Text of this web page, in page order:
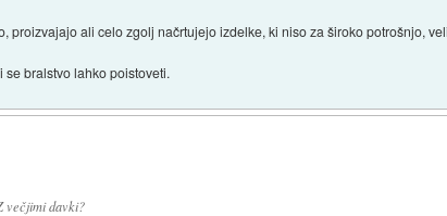
proizvajajo ali celo zgolj načrtujejo izdelke, ki niso za široko potrošnjo,
bralstvo lahko poistoveti.
večjimi davki?